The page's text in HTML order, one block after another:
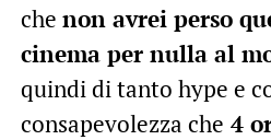
che non avrei perso
cinema per nulla al
quindi di tanto hype e
consapevolezza che 4